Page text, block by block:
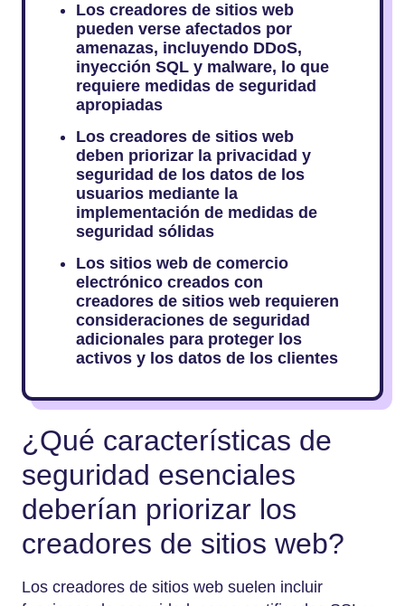
Los creadores de sitios web
pueden verse afectados por
amenazas, incluyendo DDoS,
inyección SQL y malware, lo que
requiere medidas de seguridad
apropiadas
Los creadores de sitios web
deben priorizar la privacidad y
seguridad de los datos de los
usuarios mediante la
implementación de medidas de
seguridad sólidas
Los sitios web de comercio
electrónico creados con
creadores de sitios web requieren
consideraciones de seguridad
adicionales para proteger los
activos y los datos de los clientes
¿Qué características de
seguridad esenciales
deberían priorizar los
creadores de sitios web?
Los creadores de sitios web suelen incluir